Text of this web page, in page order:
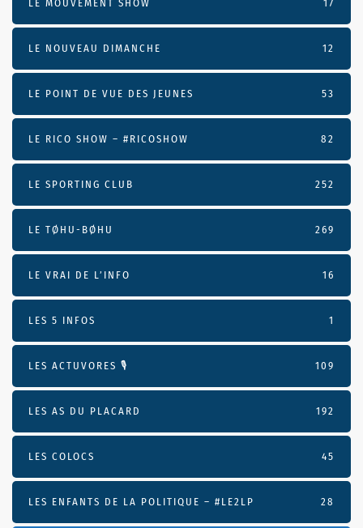
LE MOUVEMENT SHOW 17
LE NOUVEAU DIMANCHE 12
LE POINT DE VUE DES JEUNES 53
LE RICO SHOW – #RICOSHOW 82
LE SPORTING CLUB 252
LE TØHU-BØHU 269
LE VRAI DE L’INFO 16
LES 5 INFOS 1
LES ACTUVORES 🎙 109
LES AS DU PLACARD 192
LES COLOCS 45
LES ENFANTS DE LA POLITIQUE – #LE2LP 28